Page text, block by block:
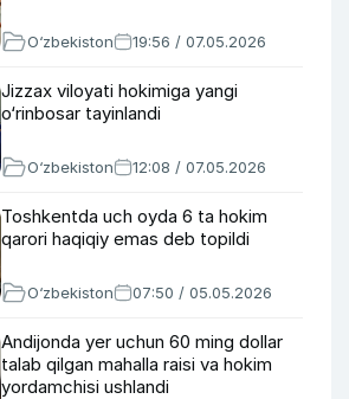
O‘zbekiston 19:56 / 07.05.2026
Jizzax viloyati hokimiga yangi
o‘rinbosar tayinlandi
O‘zbekiston 12:08 / 07.05.2026
Toshkentda uch oyda 6 ta hokim
qarori haqiqiy emas deb topildi
O‘zbekiston 07:50 / 05.05.2026
Andijonda yer uchun 60 ming dollar
talab qilgan mahalla raisi va hokim
yordamchisi ushlandi